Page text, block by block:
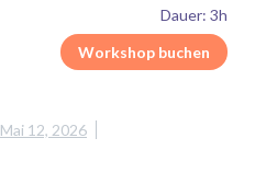
Dauer: 3h
Workshop buchen
Mai 12, 2026